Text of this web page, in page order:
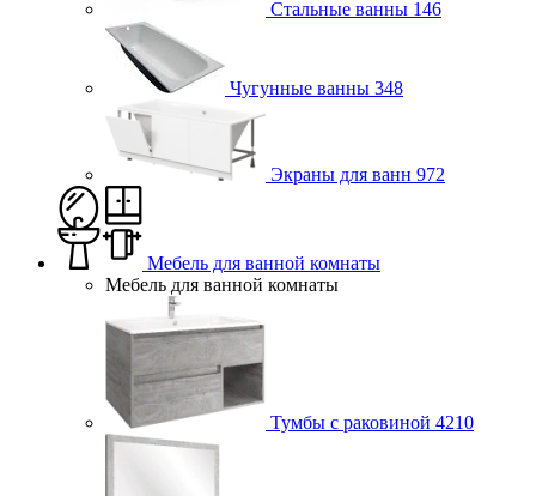
Стальные ванны 146
Чугунные ванны 348
Экраны для ванн 972
Мебель для ванной комнаты
Мебель для ванной комнаты
Тумбы с раковиной 4210